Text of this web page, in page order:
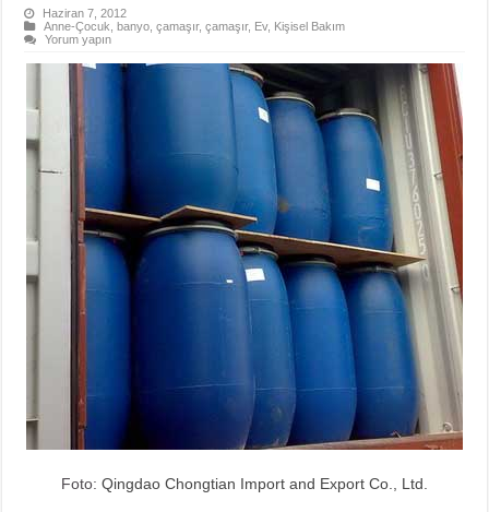
Haziran 7, 2012
Anne-Çocuk ,banyo ,çamaşır,çamaşır, Ev, Kişisel Bakım
Yorum yapın
Foto: Qingdao Chongtian Import and Export Co., Ltd.